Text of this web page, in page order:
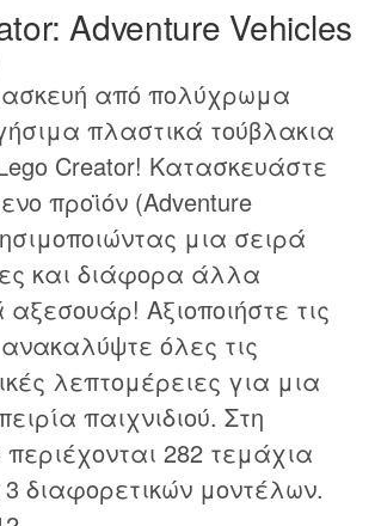
Adventure Vehicles
από πολύχρωμα
πλαστικά τούβλακια
Creator! Κατασκευάστε
προϊόν (Adventure
μια σειρά
και διάφορα άλλα
Αξιοποιήστε τις
όλες τις
λεπτομέρειες για μια
παιχνιδιού. Στη
282 τεμάχια
διαφορετικών μοντέλων.